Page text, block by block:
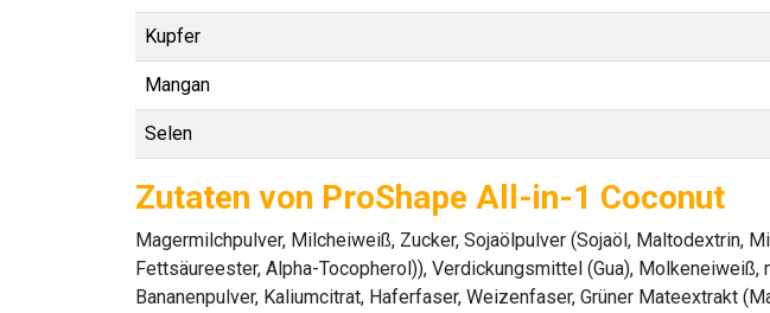
Kupfer
Mangan
Selen
Zutaten von ProShape All-in-1 Coconut
Magermilchpulver, Milcheiweiß, Zucker, Sojaölpulver (Sojaöl, Maltodextrin,
Fettsäureester, Alpha-Tocopherol)), Verdickungsmittel (Gua),
Bananenpulver, Kaliumcitrat, Haferfaser, Weizenfaser, Grüner Mateextrakt